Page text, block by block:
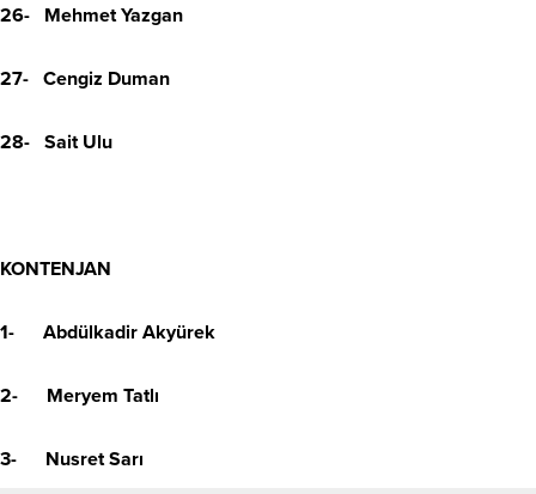
26- Mehmet Yazgan
27- Cengiz Duman
28- Sait Ulu
KONTENJAN
1- Abdülkadir Akyürek
2- Meryem Tatlı
3- Nusret Sarı